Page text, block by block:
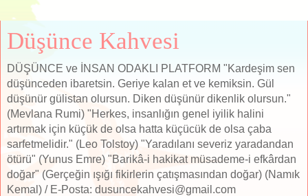
Düşünce Kahvesi
DÜŞÜNCE ve İNSAN ODAKLI PLATFORM "Kardeşim sen
düşünceden ibaretsin. Geriye kalan et ve kemiksin. Gül
düşünür gülistan olursun. Diken düşünür dikenlik olursun."
(Mevlana Rumi) "Herkes, insanlığın genel iyilik halini
artırmak için küçük de olsa hatta küçücük de olsa çaba
sarfetmelidir." (Leo Tolstoy) "Yaradılanı severiz yaradandan
ötürü" (Yunus Emre) "Barikâ-i hakikat müsademe-i efkârdan
doğar" (Gerçeğin ışığı fikirlerin çatışmasından doğar) (Namık
Kemal) / E-Posta: dusuncekahvesi@gmail.com